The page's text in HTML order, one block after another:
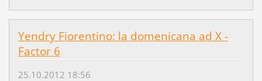
Yendry Fiorentino: la domenicana ad X -
Factor 6
25.10.2012 18:56